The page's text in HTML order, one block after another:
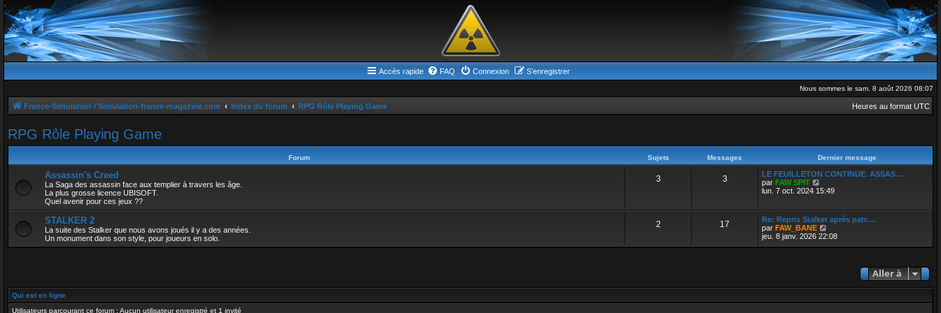
Accès rapide FAQ Connexion S’enregistrer
Nous sommes le sam. 8 août 2026 08:07
France-Simulation / Simulation-france-magazine.com Index du forum RPG Rôle Playing Game Heures au format UTC
RPG Rôle Playing Game
Forum Sujets Messages Dernier message
Assassin's Creed
La Saga des assassin face aux templier à travers les âge.
La plus grosse licence UBISOFT.
Quel avenir pour ces jeux ??
3 3
LE FEUILLETON CONTINUE. ASSAS…
par FAW SPIT
o
e
d
e
r
m
lun. 7 oct. 2024 15:49
STALKER 2
La suite des Stalker que nous avons joués il y a des années.
Un monument dans son style, pour joueurs en solo.
2 17
Re: Repris Stalker après patc…
par FAW_BANE
o
e
n
jeu. 8 janv. 2026 22:08
Aller à
Qui est en ligne
Utilisateurs parcourant ce forum : Aucun utilisateur enregistré et 1 invité